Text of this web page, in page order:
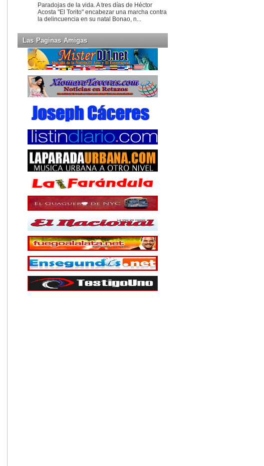
Paradojas de la vida. A tres días de Héctor
Acosta "El Torito" encabezar una marcha contra
la delincuencia en su natal Bonao, n...
Las Paginas Amigas